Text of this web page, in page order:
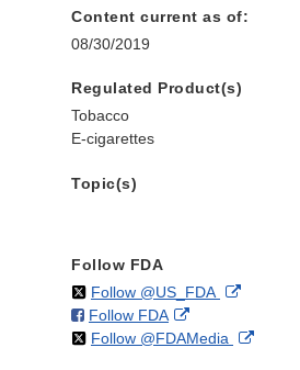
Content current as of:
08/30/2019
Regulated Product(s)
Tobacco
E-cigarettes
Topic(s)
Follow FDA
Follow @US_FDAon External
Follow FDAon
Facebook
External
Link
Follow @FDAMedia on